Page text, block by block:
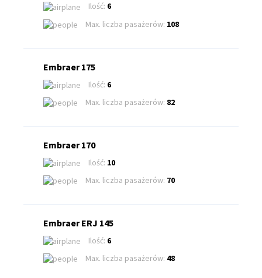
Ilość: 6
Max. liczba pasażerów: 108
Embraer 175
Ilość: 6
Max. liczba pasażerów: 82
Embraer 170
Ilość: 10
Max. liczba pasażerów: 70
Embraer ERJ 145
Ilość: 6
Max. liczba pasażerów: 48